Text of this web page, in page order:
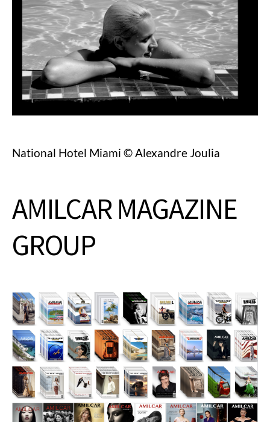
National Hotel Miami © Alexandre Joulia
AMILCAR MAGAZINE
GROUP